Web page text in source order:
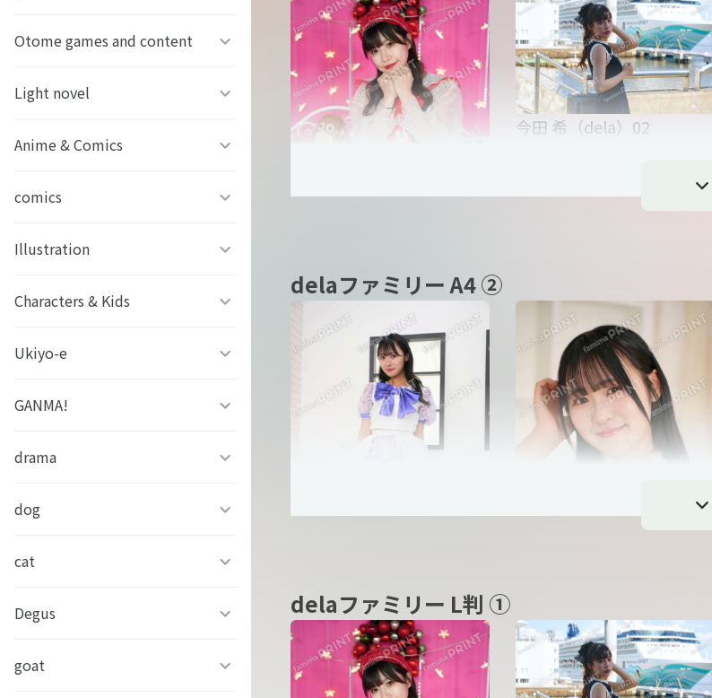
芸艸堂 推し祈願お守り
とぅるりぷ - True&Lip
描乃EMOイラストシリーズ
Art Stone Entertainment
さんちゃんく！
ストグラカップル
モノパスイーツフェス
フライハイトクラウディア
ゲームその他
アイドルデスゲームTV
原神
ファタモルガーナの館
グリモア
ドールズフロントライン
2：エクシリウム
Otome games and content
Clock over ORQUESTA
ときめきメモリアル Girl’s
RAP Battle-
うたた往時のなつかしや
Light novel
ビーンズ文庫24周年
MFブックス
ビーズログ文庫創刊19周年
Anime & Comics
聖女の魔力は万能です
ゲッターロボアーク
SELECTION PROJECT
OVA「薄桜鬼」
スローループ
虫かぶり姫
おそ松さん 英語で東京案内
銀魂シリーズ
蒼き鋼のアルペジオ ‐アル
comics
#こいさん 恋と参考書
ソラノヤ
あおき
Illustration
京都の三毛猫さん
西條ユリカ
水鏡ひづめ
ぽぽち
中村美遥
#今日のパンダ
かえで《もみじの木》
Characters & Kids
どっちが強い!?
ぼのぼの
かいじゅうせかいせいふく
チャギントンプログラミン
Ukiyo-e
浮世絵ファミマプリント
芸艸堂 北斎漫画
GANMA!
女子力高めな獅子原くん
兄だったモノ
テ期に困惑する
鬼畜英雄
drama
フェイクファクトリップス
dog
cat
ひのき猫
もふもふペルシャの夢々
Degus
デグーの麦ちゃん
goat
今田 希（dela）01
今田 希（dela）02
今田 希（dela）06
delaファミリー A4 ②
本多 もか（dela）01
delaファミリー L判 ①